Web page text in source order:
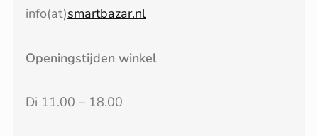
info(at)smartbazar.nl
Openingstijden winkel
Di 11.00 – 18.00